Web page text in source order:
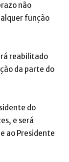
não
função
reabilitado
da parte do
do
e será
ao Presidente